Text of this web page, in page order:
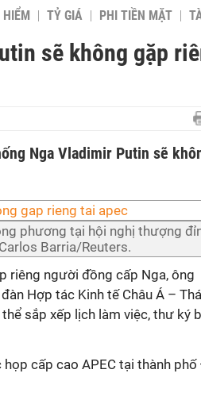
HIỂM TỶ GIÁ PHI TIỀN MẶT
sẽ không gặp
Nga Vladimir Putin sẽ
phương tại hội nghị thượng
Barria/Reuters.
riêng người đồng cấp Nga, ông
Hợp tác Kinh tế Châu Á –
sắp xếp lịch làm việc, thư ký
cấp cao APEC tại thành phố